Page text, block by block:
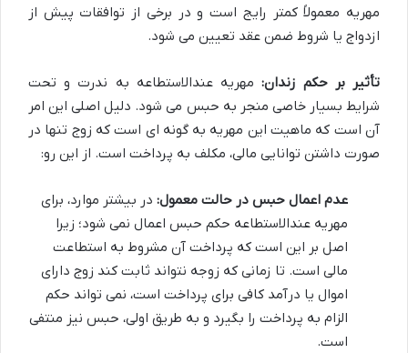
مهریه معمولاً کمتر رایج است و در برخی از توافقات پیش از
ازدواج یا شروط ضمن عقد تعیین می شود.
تأثیر بر حکم زندان:مهریه عندالاستطاعه به ندرت و تحت
شرایط بسیار خاصی منجر به حبس می شود. دلیل اصلی این امر
آن است که ماهیت این مهریه به گونه ای است که زوج تنها در
صورت داشتن توانایی مالی، مکلف به پرداخت است. از این رو:
عدم اعمال حبس در حالت معمول: در بیشتر موارد، برای
مهریه عندالاستطاعه حکم حبس اعمال نمی شود؛ زیرا
اصل بر این است که پرداخت آن مشروط به استطاعت
مالی است. تا زمانی که زوجه نتواند ثابت کند زوج دارای
اموال یا درآمد کافی برای پرداخت است، نمی تواند حکم
الزام به پرداخت را بگیرد و به طریق اولی، حبس نیز منتفی
است.